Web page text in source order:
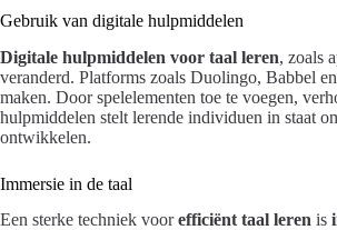
Gebruik van digitale hulpmiddelen
Digitale hulpmiddelen voor taal leren, zoals
veranderd. Platforms zoals Duolingo, Babbel
maken. Door spelelementen toe te voegen,
hulpmiddelen stelt lerende individuen in staat
ontwikkelen.
Immersie in de taal
Een sterke techniek voorefficiënt taal leren is